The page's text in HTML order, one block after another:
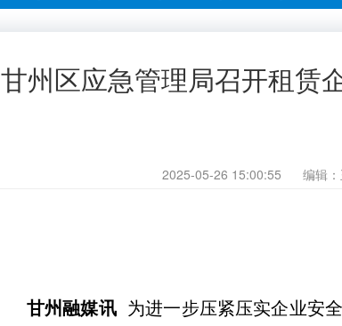
甘州区应急管理局召开租
2025-05-26 15:00:55 编辑
甘州融媒讯 为进一步压紧压实企业安